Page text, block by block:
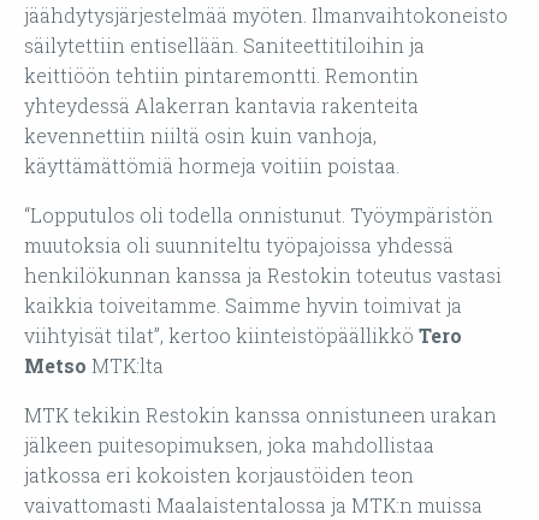
jäähdytysjärjestelmää myöten. Ilmanvaihtokoneisto
säilytettiin entisellään. Saniteettitiloihin ja
keittiöön tehtiin pintaremontti. Remontin
yhteydessä Alakerran kantavia rakenteita
kevennettiin niiltä osin kuin vanhoja,
käyttämättömiä hormeja voitiin poistaa.
“Lopputulos oli todella onnistunut. Työympäristön
muutoksia oli suunniteltu työpajoissa yhdessä
henkilökunnan kanssa ja Restokin toteutus vastasi
kaikkia toiveitamme. Saimme hyvin toimivat ja
viihtyisät tilat”, kertoo kiinteistöpäällikkö Tero
Metso MTK:lta
MTK tekikin Restokin kanssa onnistuneen urakan
jälkeen puitesopimuksen, joka mahdollistaa
jatkossa eri kokoisten korjaustöiden teon
vaivattomasti Maalaistentalossa ja MTK:n muissa